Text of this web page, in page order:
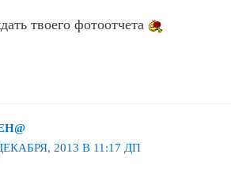
твоего фотоотчета
2013 В 11:17 ДП